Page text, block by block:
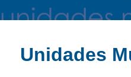
Unidades